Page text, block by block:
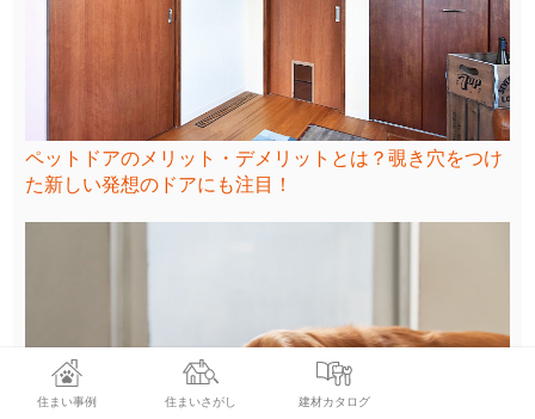
ペットドアのメリット・デメリットとは？覗き穴をつけ
た新しい発想のドアにも注目！
住まい事例 住まいさがし 建材カタログ